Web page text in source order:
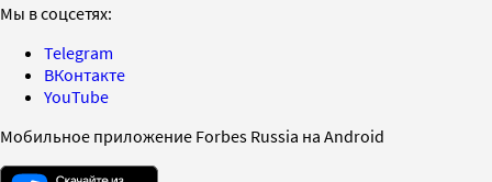
Мы в соцсетях:
Telegram
ВКонтакте
YouTube
Мобильное приложение Forbes Russia на Android